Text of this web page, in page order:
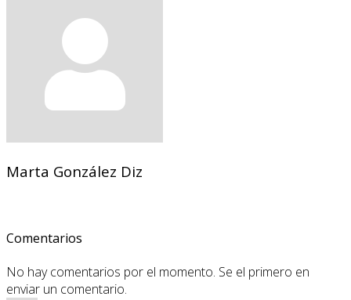
Marta González Diz
Comentarios
No hay comentarios por el momento. Se el primero en
enviar un comentario.